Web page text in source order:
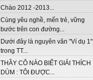
Chào 2012 -2013...
Cùng yêu nghề, mến trẻ, vững
bước trên con đường...
Dưới đây là nguyên văn "Ví dụ 1"
trong TT...
THẦY CÔ NÀO BIẾT GIẢI THÍCH
DÙM : TÔI ĐƯỢC...